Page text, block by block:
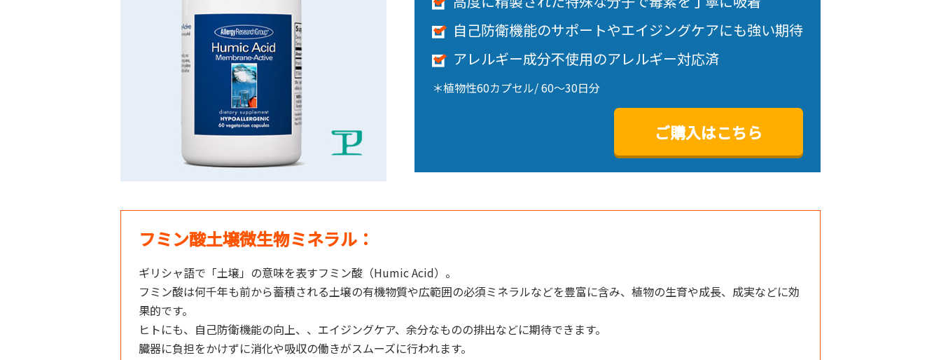
自己防衛機能のサポートやエイジングケアにも強い期待
アレルギー成分不使用のアレルギー対応済
＊植物性60カプセル/ 60～30日分
ご購入はこちら
フミン酸土壌微生物ミネラル：
ギリシャ語で「土壌」の意味を表すフミン酸（Humic Acid）。
フミン酸は何千年も前から蓄積される土壌の有機物質や広範囲の必須ミネラルなどを豊富に含み、植物の生育や成長、成実などに効
果的です。
ヒトにも、自己防衛機能の向上、、エイジングケア、余分なものの排出などに期待できます。
臓器に負担をかけずに消化や吸収の働きがスムーズに行われます。